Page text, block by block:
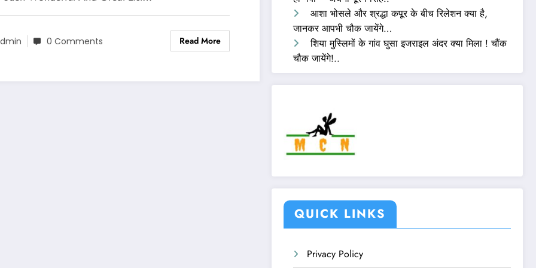
0 Comments Read More
आशा भोसले और श्रद्धा कपूर के बीच रिलेशन क्या है,
जानकर आपभी चौक जायेंगे…
शिया मुस्लिमों के गांव घुसा इजराइल अंदर क्या मिला ! चौंक
चौक जायेंगे!..
QUICK LINKS
Privacy Policy